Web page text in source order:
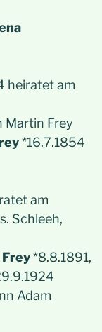
heiratet am
Martin Frey
*16.7.1854
am
Schleeh,
Frey*8.8.1891,
Adam